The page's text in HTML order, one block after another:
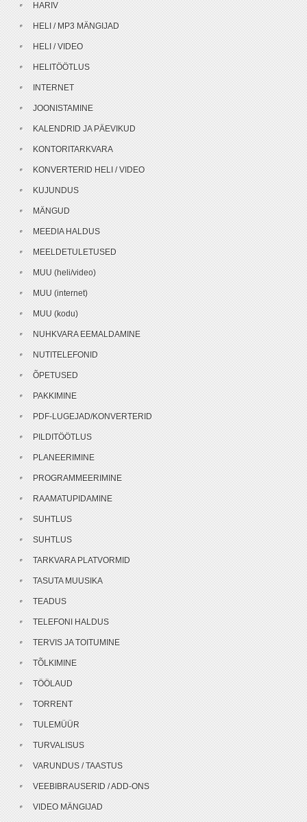
HARIV
HELI / MP3 MÄNGIJAD
HELI / VIDEO
HELITÖÖTLUS
INTERNET
JOONISTAMINE
KALENDRID JA PÄEVIKUD
KONTORITARKVARA
KONVERTERID HELI / VIDEO
KUJUNDUS
MÄNGUD
MEEDIA HALDUS
MEELDETULETUSED
MUU (heli/video)
MUU (internet)
MUU (kodu)
NUHKVARA EEMALDAMINE
NUTITELEFONID
ÕPETUSED
PAKKIMINE
PDF-LUGEJAD/KONVERTERID
PILDITÖÖTLUS
PLANEERIMINE
PROGRAMMEERIMINE
RAAMATUPIDAMINE
SUHTLUS
SUHTLUS
TARKVARA PLATVORMID
TASUTA MUUSIKA
TEADUS
TELEFONI HALDUS
TERVIS JA TOITUMINE
TÕLKIMINE
TÖÖLAUD
TORRENT
TULEMÜÜR
TURVALISUS
VARUNDUS / TAASTUS
VEEBIBRAUSERID / ADD-ONS
VIDEO MÄNGIJAD